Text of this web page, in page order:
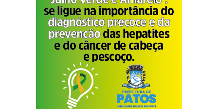
5km Masculino PCD NACD
1° Gilmar de Oliveira Silva
3° Irimar Nascimento da Silva
5km Feminino PCD NACD